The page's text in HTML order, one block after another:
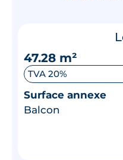
47.28 m²
TVA 20%
Surface annexe
Balcon